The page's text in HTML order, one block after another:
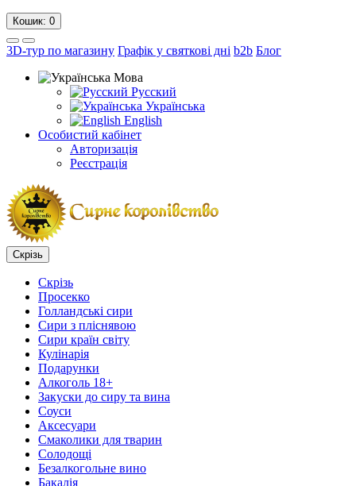
Кошик: 0
3D-тур по магазину Графік у святкові дні b2b Блог
Мова
Русский
Українська
English
Особистий кабінет
Авторизація
Реєстрація
Скрізь
Скрізь
Просекко
Голландські сири
Сири з пліснявою
Сири країн світу
Кулінарія
Подарунки
Алкоголь 18+
Закуски до сиру та вина
Соуси
Аксесуари
Смаколики для тварин
Солодощі
Безалкогольне вино
Бакалія